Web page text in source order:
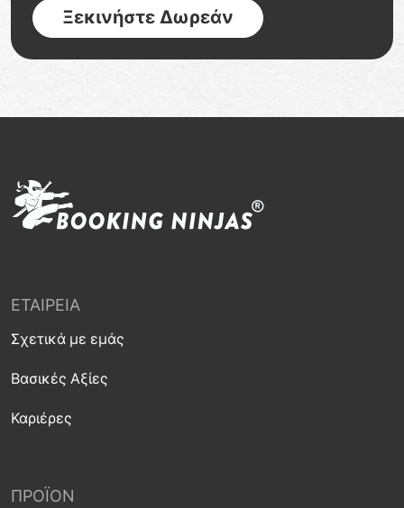
Ξεκινήστε Δωρεάν
ΕΤΑΙΡΕΊΑ
Σχετικά με εμάς
Βασικές Αξίες
Καριέρες
ΠΡΟΪΌΝ